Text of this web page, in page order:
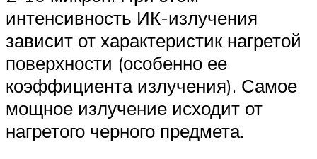
интенсивность ИК-излучения
зависит от характеристик нагретой
поверхности (особенно ее
коэффициента излучения). Самое
мощное излучение исходит от
нагретого черного предмета.